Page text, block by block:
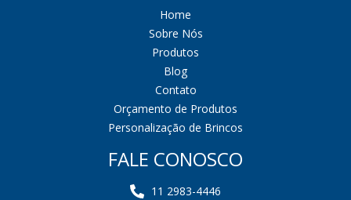
Home
Sobre Nós
Produtos
Blog
Contato
Orçamento de Produtos
Personalização de Brincos
FALE CONOSCO
11 2983-4446